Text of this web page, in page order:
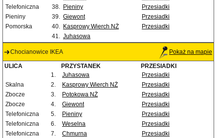
Telefoniczna
38. Pieniny
Przesiadki
Pieniny
39. Giewont
Przesiadki
Pomorska
40. Kasprowy Wierch NŻ
Przesiadki
41. Juhasowa
Chocianowice IKEA Pokaż na mapie
ULICA PRZYSTANEK
PRZESIADKI
1.
Juhasowa
Przesiadki
Skalna
2. Kasprowy Wierch NŻ
Przesiadki
Zbocze
3. Potokowa NŻ
Przesiadki
Zbocze
4. Giewont
Przesiadki
Telefoniczna
5. Pieniny
Przesiadki
Telefoniczna
6. Weselna
Przesiadki
Telefoniczna
7. Chmurna
Przesiadki